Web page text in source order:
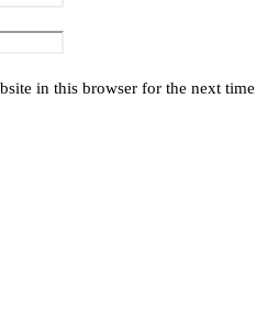
in this browser for the next